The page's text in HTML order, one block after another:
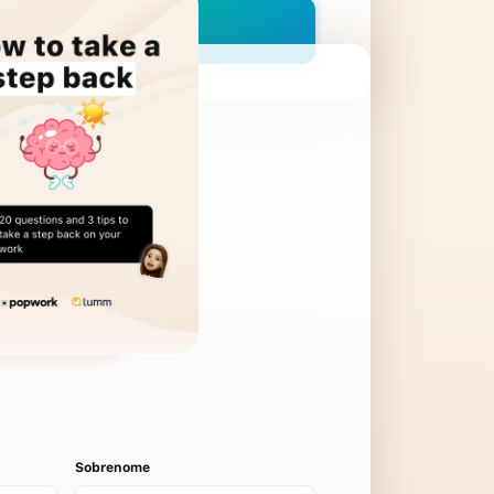
Sobrenome